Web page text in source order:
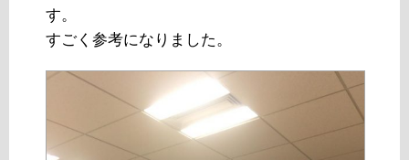
す。
すごく参考になりました。